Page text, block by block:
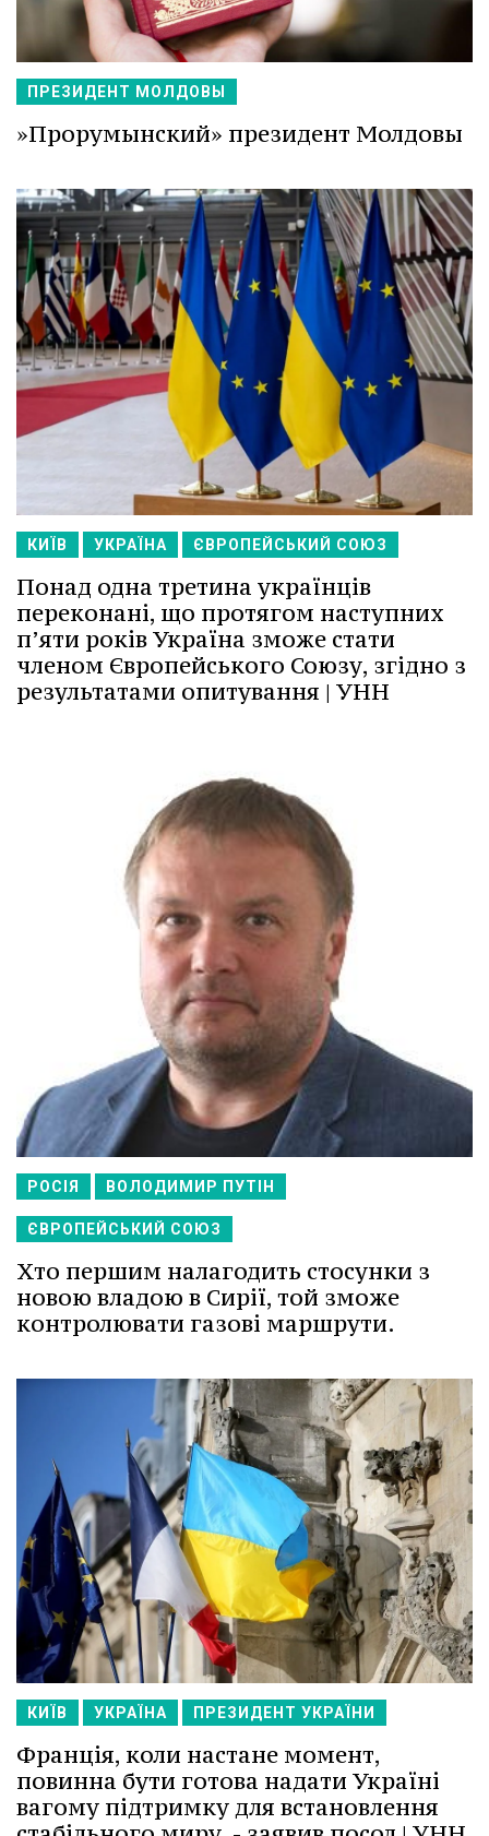
ПРЕЗИДЕНТ МОЛДОВЫ
»Прорумынский» президент Молдовы
КИЇВ УКРАЇНА ЄВРОПЕЙСЬКИЙ СОЮЗ
Понад одна третина українців
переконані, що протягом наступних
п’яти років Україна зможе стати
членом Європейського Союзу, згідно з
результатами опитування | УНН
РОСІЯ ВОЛОДИМИР ПУТІН
ЄВРОПЕЙСЬКИЙ СОЮЗ
Хто першим налагодить стосунки з
новою владою в Сирії, той зможе
контролювати газові маршрути.
КИЇВ УКРАЇНА ПРЕЗИДЕНТ УКРАЇНИ
Франція, коли настане момент,
повинна бути готова надати Україні
вагому підтримку для встановлення